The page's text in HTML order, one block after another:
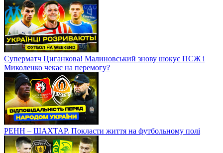
Суперматч Циганкова! Малиновський знову шокує ПСЖ і
Миколенко чекає на перемогу?
РЕНН – ШАХТАР. Покласти життя на футбольному полі